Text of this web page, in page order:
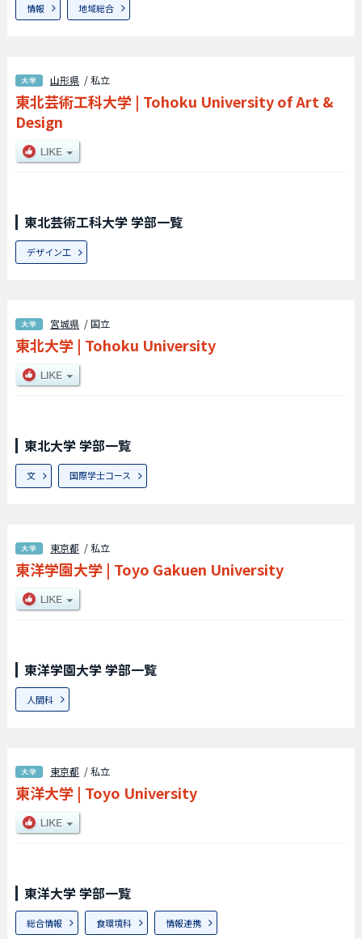
情報 地域総合
山形県 / 私立
東北芸術工科大学 | Tohoku University of Art &
Design
東北芸術工科大学 学部一覧
デザイン工
宮城県 / 国立
東北大学 | Tohoku University
東北大学 学部一覧
文 国際学士コース
東京都 / 私立
東洋学園大学 | Toyo Gakuen University
東洋学園大学 学部一覧
人間科
東京都 / 私立
東洋大学 | Toyo University
東洋大学 学部一覧
総合情報 食環境科 情報連携